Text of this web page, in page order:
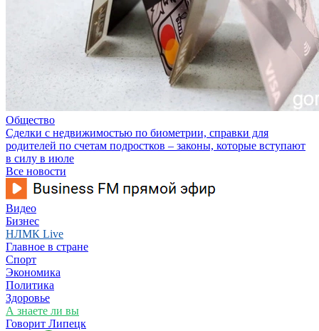
Общество
Сделки с недвижимостью по биометрии, справки для
родителей по счетам подростков – законы, которые вступают
в силу в июле
Все новости
Видео
Бизнес
НЛМК Live
Главное в стране
Спорт
Экономика
Политика
Здоровье
А знаете ли вы
Говорит Липецк